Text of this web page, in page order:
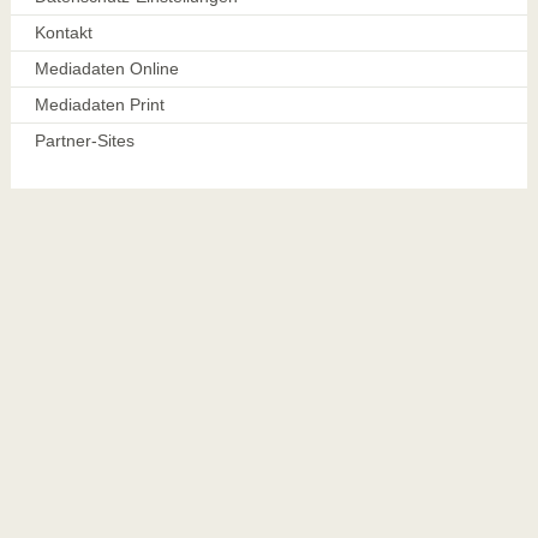
Kontakt
Mediadaten Online
Mediadaten Print
Partner-Sites